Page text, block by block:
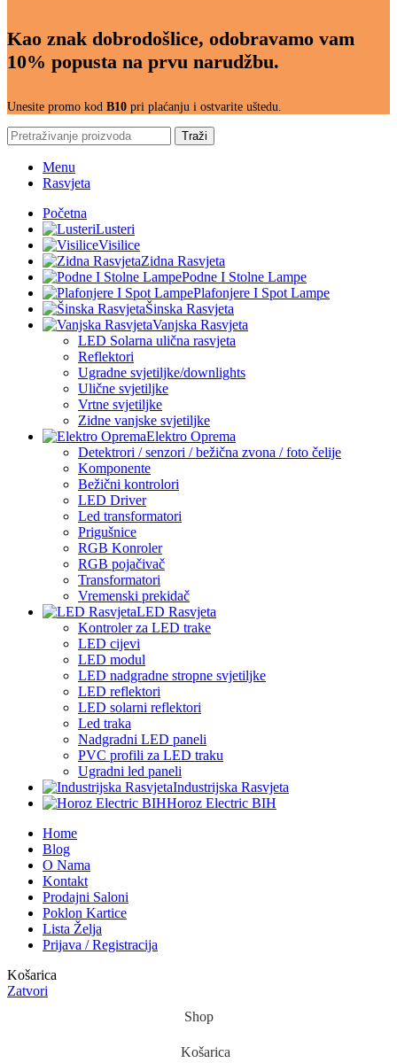
Kao znak dobrodošlice, odobravamo vam
10% popusta na prvu narudžbu.
Unesite promo kod B10 pri plaćanju i ostvarite uštedu.
Traži
Menu
Rasvjeta
Početna
Lusteri
Visilice
Zidna Rasvjeta
Podne I Stolne Lampe
Plafonjere I Spot Lampe
Šinska Rasvjeta
Vanjska Rasvjeta
LED Solarna ulična rasvjeta
Reflektori
Ugradne svjetiljke/downlights
Ulične svjetiljke
Vrtne svjetiljke
Zidne vanjske svjetiljke
Elektro Oprema
Detektrori / senzori / bežična zvona / foto čelije
Komponente
Bežični kontrolori
LED Driver
Led transformatori
Prigušnice
RGB Konroler
RGB pojačivač
Transformatori
Vremenski prekidač
LED Rasvjeta
Kontroler za LED trake
LED cijevi
LED modul
LED nadgradne stropne svjetiljke
LED reflektori
LED solarni reflektori
Led traka
Nadgradni LED paneli
PVC profili za LED traku
Ugradni led paneli
Industrijska Rasvjeta
Horoz Electric BIH
Home
Blog
O Nama
Kontakt
Prodajni Saloni
Poklon Kartice
Lista Želja
Prijava / Registracija
Košarica
Zatvori
Shop
Košarica